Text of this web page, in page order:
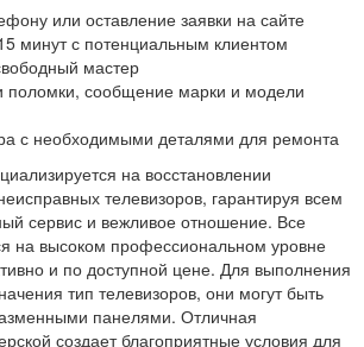
или оставление заявки на сайте
минут с потенциальным клиентом
мастер
поломки, сообщение марки и модели
с необходимыми деталями для ремонта
на восстановлении
телевизоров, гарантируя всем
сервис и вежливое отношение. Все
на высоком профессиональном уровне
и по доступной цене. Для выполнения
тип телевизоров, они могут быть
панелями. Отличная
создает благоприятные условия для